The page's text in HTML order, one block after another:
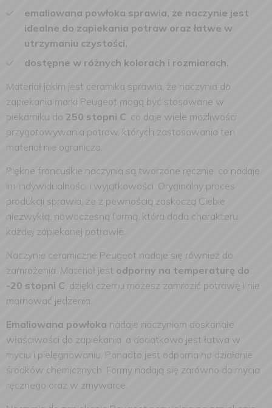
emaliowana powłoka sprawia, że naczynie jest
idealne do zapiekania potraw oraz łatwe w
utrzymaniu czystości,
dostępne w różnych kolorach i rozmiarach.
Materiał jakim jest ceramika sprawia, że naczynia do
zapiekania marki Peugeot mogą być stosowane w
piekarniku do 250 stopni C, co daje wiele możliwości
przygotowywania potraw, których zastosowania ten
materiał nie ogranicza.
Piękne francuskie naczynia są tworzone ręcznie, co nadaje
im indywidualności i wyjątkowości. Oryginalny proces
produkcji sprawia, że z pewnością zaskoczą Ciebie
niezwykłą, nowoczesną formą, która doda charakteru
każdej zapiekanej potrawie.
Naczynie ceramiczne Peugeot nadaje się również do
zamrożenia. Materiał jest odporny na temperaturę do
-20 stopni C, dzięki czemu możesz zamrozić potrawę i nie
marnować jedzenia.
Emaliowana powłoka nadaje naczyniom doskonałe
właściwości do zapiekania, a dodatkowo jest łatwa w
myciu i pielęgnowaniu. Ponadto jest odporna na działanie
środków chemicznych. Formy nadają się zarówno do mycia
ręcznego oraz w zmywarce.